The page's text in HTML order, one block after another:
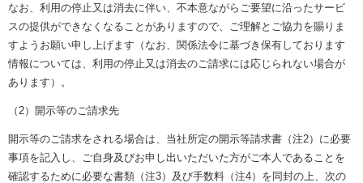
なお、利用の停止又は消去に伴い、不本意ながらご要望に沿ったサービ
スの提供ができなくなることがありますので、ご理解とご協力を賜りま
すようお願い申し上げます（なお、関係法令に基づき保有しております
情報については、利用の停止又は消去のご請求には応じられない場合が
あります）。
（2）開示等のご請求先
開示等のご請求をされる場合は、当社所定の開示等請求書（注2）に必要
事項を記入し、ご自身及びお申し出いただいた方がご本人であることを
確認するために必要な書類（注3）及び手数料（注4）を同封の上、次の